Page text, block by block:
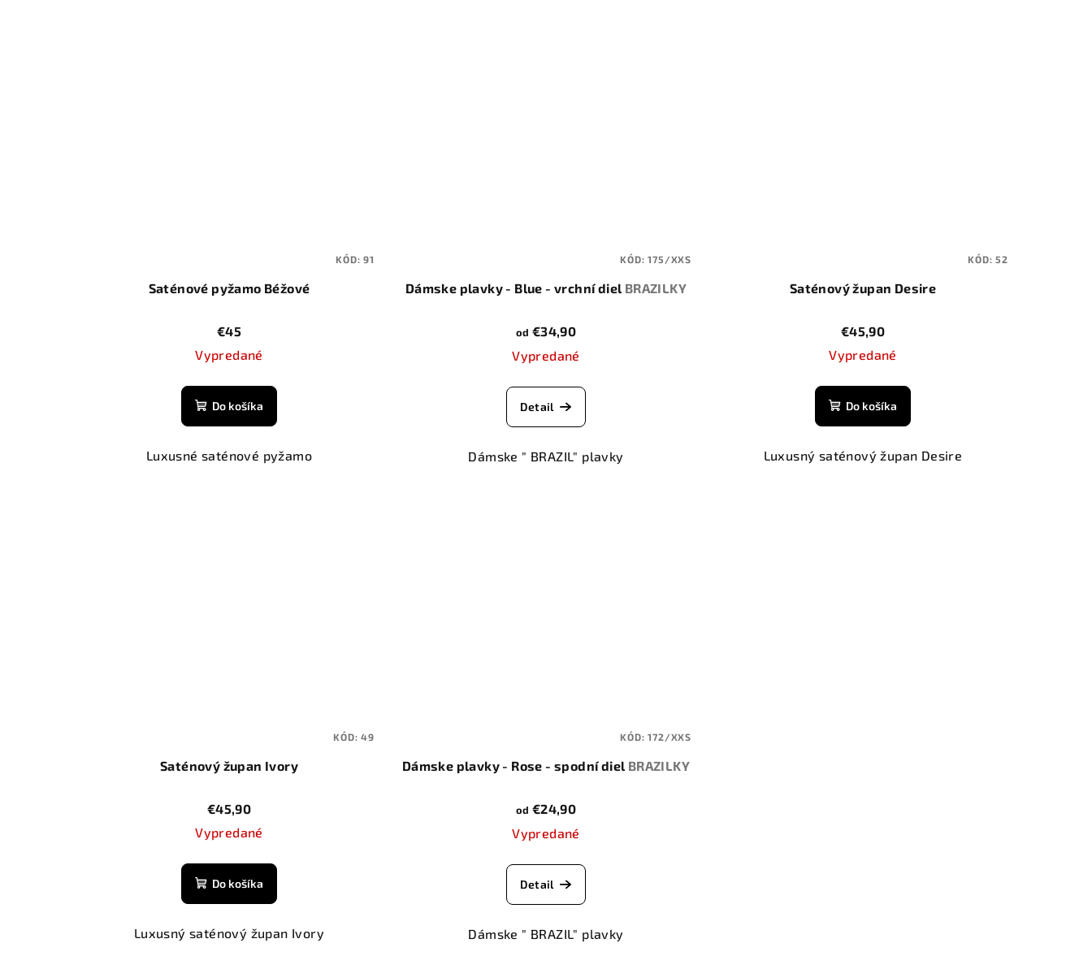
Saténové pyžamo Béžové
€45
Vypredané
Do košíka
Luxusné saténové pyžamo
KÓD:91
Dámske plavky - Blue - vrchní diel BRAZILKY
od €34,90
Vypredané
Detail
Dámske " BRAZIL" plavky
KÓD:175/XXS
Saténový župan Desire
€45,90
Vypredané
Do košíka
Luxusný saténový župan Desire
KÓD:52
Saténový župan Ivory
€45,90
Vypredané
Do košíka
Luxusný saténový župan Ivory
KÓD:49
Dámske plavky - Rose - spodní diel BRAZILKY
od €24,90
Vypredané
Detail
Dámske " BRAZIL" plavky
KÓD:172/XXS